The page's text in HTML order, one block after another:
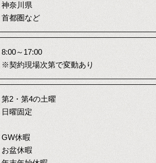
神奈川県
首都圏など
8:00～17:00
※契約現場次第で変動あり
第2・第4の土曜
日曜固定
GW休暇
お盆休暇